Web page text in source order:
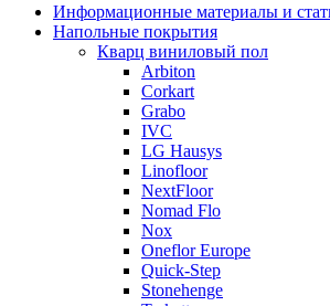
Информационные материалы и
Напольные покрытия
Кварц виниловый пол
Arbiton
Corkart
Grabo
IVC
LG Hausys
Linofloor
NextFloor
Nomad Flo
Nox
Oneflor Europe
Quick-Step
Stonehenge